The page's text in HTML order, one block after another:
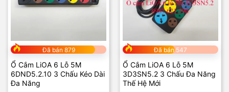
Đã bán 879
Ổ Cắm LiOA 6 Lỗ 5M
6DND5.2.10 3 Chấu Kéo Dài
Đa Năng
Đã bán 547
Ổ Cắm LiOA 6 Lỗ 5M
3D3SN5.2 3 Chấu Đa Năng
Thế Hệ Mới